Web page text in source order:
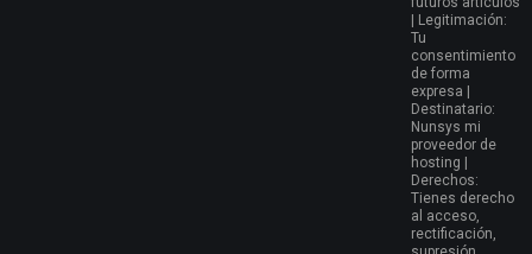
| Legitimación:
Tu
consentimiento
de forma
expresa |
Destinatario:
Nunsys mi
proveedor de
hosting |
Derechos:
Tienes derecho
al acceso,
rectificación,